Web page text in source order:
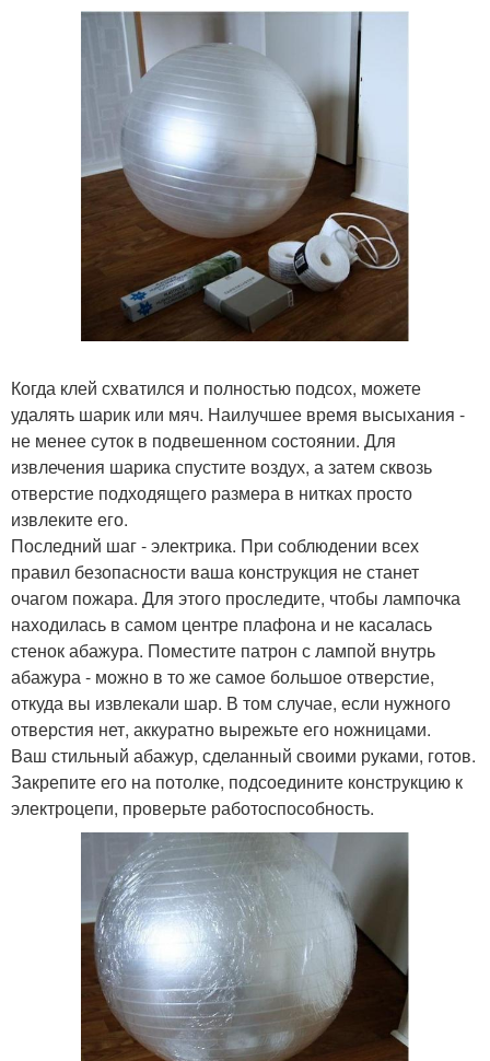
Когда клей схватился и полностью подсох, можете
удалять шарик или мяч. Наилучшее время высыхания -
не менее суток в подвешенном состоянии. Для
извлечения шарика спустите воздух, а затем сквозь
отверстие подходящего размера в нитках просто
извлеките его.
Последний шаг - электрика. При соблюдении всех
правил безопасности ваша конструкция не станет
очагом пожара. Для этого проследите, чтобы лампочка
находилась в самом центре плафона и не касалась
стенок абажура. Поместите патрон с лампой внутрь
абажура - можно в то же самое большое отверстие,
откуда вы извлекали шар. В том случае, если нужного
отверстия нет, аккуратно вырежьте его ножницами.
Ваш стильный абажур, сделанный своими руками, готов.
Закрепите его на потолке, подсоедините конструкцию к
электроцепи, проверьте работоспособность.